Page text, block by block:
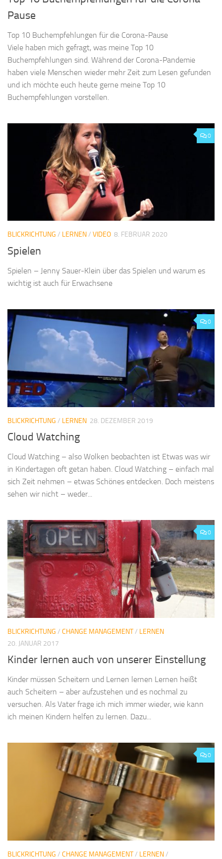
Pause
Top 10 Buchempfehlungen für die Corona-Pause
Viele haben mich gefragt, was meine Top 10
Buchempfehlungen sind. Während der Corona-Pandemie
haben viele Menschen wieder mehr Zeit zum Lesen gefunden
und ich möchte euch heute gerne meine Top 10
Buchempfehlungen vorstellen.
0
BLICKRICHTUNG / LERNEN/ VIDEO 8. FEBRUAR 2020
Spielen
Spielen – Jenny Sauer-Klein über das Spielen und warum es
wichtig ist auch für Erwachsene
0
BLICKRICHTUNG / LERNEN 28. DEZEMBER 2019
Cloud Watching
Cloud Watching – also Wolken beobachten ist Etwas was wir
in Kindertagen oft getan haben. Cloud Watching – einfach mal
sich Zeit nehmen – etwas Schönes entdecken. Doch meistens
sehen wir nicht – weder...
0
BLICKRICHTUNG / CHANGE MANAGEMENT/ LERNEN
20. JANUAR 2017
Kinder lernen auch von unserer Einstellung
Kinder müssen Scheitern und Lernen lernen Lernen heißt
auch Scheitern – aber aufzustehen und es nochmal zu
versuchen. Als Vater frage ich mich immer wieder, wie kann
ich meinen Kindern helfen zu lernen. Dazu...
0
BLICKRICHTUNG / CHANGE MANAGEMENT/ LERNEN/